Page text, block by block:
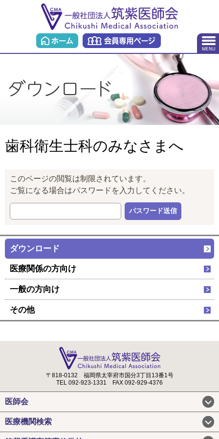
歯科衛生士科のみなさまへ
このページの閲覧は制限されています。
ご覧になる場合はパスワードを入力してください。
ダウンロード
医療関係の方向け
一般の方向け
その他
〒818-0132 福岡県太宰府市国分3丁目13番1号
TEL 092-923-1331
FAX 092-929-4376
医師会
医療機関検索